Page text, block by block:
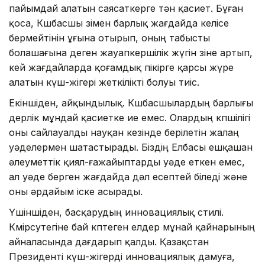
пайымдай алатын саясаткерге тән қасиет. Бұған
қоса, Көшбасшы өзімен барлық жағдайда келісе
бермейтінін ұғына отырып, оның табысты
болашағына деген жауапкершілік жүгін өзіне артып,
кей жағдайларда қоғамдық пікірге қарсы жүре
алатын күш-жігері жеткілікті болуы тиіс.
Екіншіден, айқындылық. Көшбас­шылардың барлығы
дерлік мұндай қасиетке ие емес. Олардың көпшілігі
оны сайлауалды науқан кезінде берілетін жалаң
уәделермен шатастырады. Біздің Елбасы ешқашан
әлеуметтік қиял-ғажайыптарды уәде еткен емес,
ал уәде берген жағдайда дәл есептей біледі және
оны әрдайым іске асырады.
Үшіншіден, басқарудың инно­ва­циялық стилі.
Көмірсутегіне бай көп­теген елдер мұнай қайнарының
айна­ласында дағдарып қалды. Қазақ­стан
Президенті күш-жігерді инно­ва­циялық дамуға,